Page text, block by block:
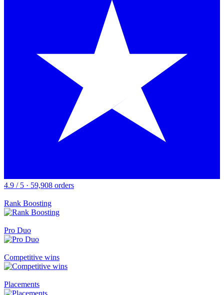
4.9 / 5 · 59,908 orders
Rank Boosting
Pro Duo
Competitive wins
Placements